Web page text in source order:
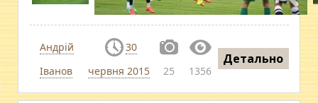
Андрій
Іванов
30
червня 2015
25 1356
Детально